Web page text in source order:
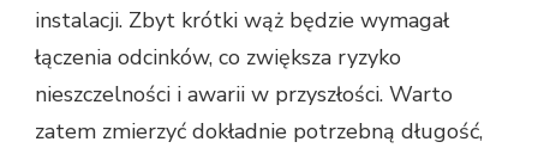
instalacji. Zbyt krótki wąż będzie wymagał
łączenia odcinków, co zwiększa ryzyko
nieszczelności i awarii w przyszłości. Warto
zatem zmierzyć dokładnie potrzebną długość,